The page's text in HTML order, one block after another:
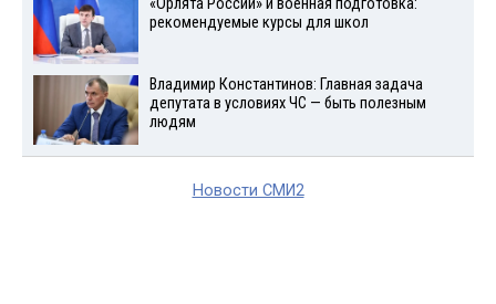
«Орлята России» и военная подготовка:
рекомендуемые курсы для школ
Владимир Константинов: Главная задача
депутата в условиях ЧС — быть полезным
людям
Новости СМИ2